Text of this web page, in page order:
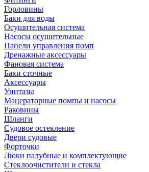
Горловины
Баки для воды
Осушительная система
Насосы осушительные
Панели управления помп
Дренажные аксессуары
Фановая система
Баки сточные
Аксессуары
Унитазы
Мацераторные помпы и насосы
Раковины
Шланги
Судовое остекление
Двери судовые
Форточки
Люки палубные и комплектующие
Стеклоочистители и стекла